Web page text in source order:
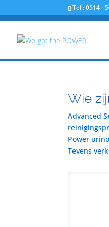
Tel : 0514 -
Wie
Advanced
Power
Tevens